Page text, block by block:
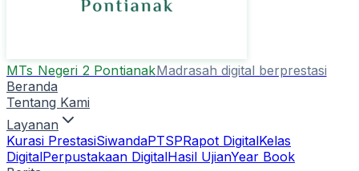
MTs Negeri 2 PontianakMadrasah digital berprestasi
Beranda
Tentang Kami
Layanan
Kurasi PrestasiSiwandaPTSPRapot DigitalKelas
DigitalPerpustakaan DigitalHasil UjianYear Book